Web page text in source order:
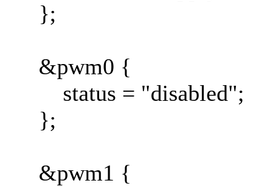
};
&pwm0 {
status = "disabled";
};
&pwm1 {